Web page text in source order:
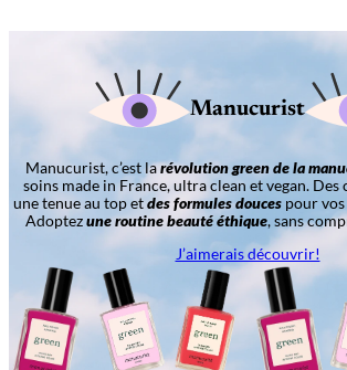
Manucurist
Manucurist, c’est larévolution green de la
soins made in France, ultra clean et vegan.
une tenue au top etdes formules douces pour
Adoptezune routine beauté éthique, sans
J’aimerais découvrir!